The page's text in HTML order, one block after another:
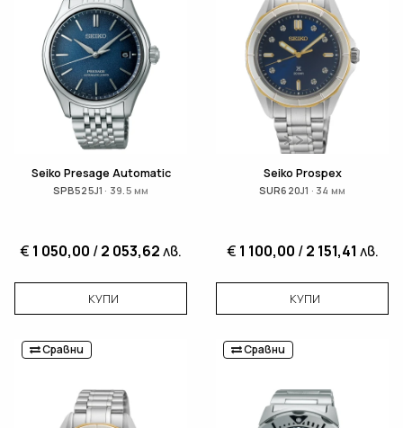
Seiko Presage Automatic
SPB525J1 · 39.5 мм
€ 1 050,00 /2 053,62лв.
КУПИ
Seiko Prospex
SUR620J1 · 34 мм
€ 1 100,00 /2 151,41 лв.
КУПИ
Сравни Сравни